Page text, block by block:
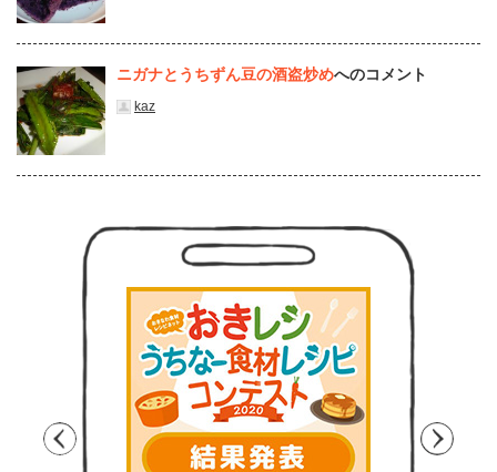
ニガナとうちずん豆の酒盗炒めへのコメント
kaz